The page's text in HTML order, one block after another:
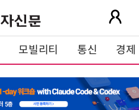
모빌리티 통신 경제